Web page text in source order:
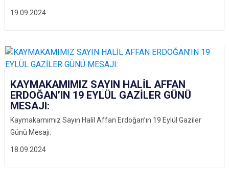
19.09.2024
18.09.2024
KAYMAKAMIMIZ SAYIN HALİL AFFAN
ERDOĞAN’IN 19 EYLÜL GAZİLER GÜNÜ
MESAJI:
Kaymakamımız Sayın Halil Affan Erdoğan’ın 19 Eylül Gaziler
Günü Mesajı: